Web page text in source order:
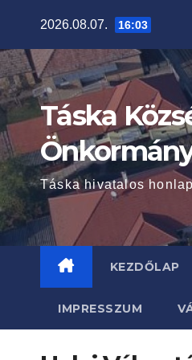
content
2026.08.07. 16:03
Táska
Táska hivatalos
KEZDŐLAP
IMPRESSZUM